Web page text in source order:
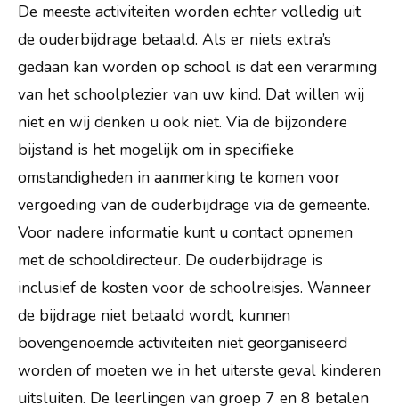
De meeste activiteiten worden echter volledig uit
de ouderbijdrage betaald. Als er niets extra’s
gedaan kan worden op school is dat een verarming
van het schoolplezier van uw kind. Dat willen wij
niet en wij denken u ook niet. Via de bijzondere
bijstand is het mogelijk om in specifieke
omstandigheden in aanmerking te komen voor
vergoeding van de ouderbijdrage via de gemeente.
Voor nadere informatie kunt u contact opnemen
met de schooldirecteur. De ouderbijdrage is
inclusief de kosten voor de schoolreisjes. Wanneer
de bijdrage niet betaald wordt, kunnen
bovengenoemde activiteiten niet georganiseerd
worden of moeten we in het uiterste geval kinderen
uitsluiten. De leerlingen van groep 7 en 8 betalen